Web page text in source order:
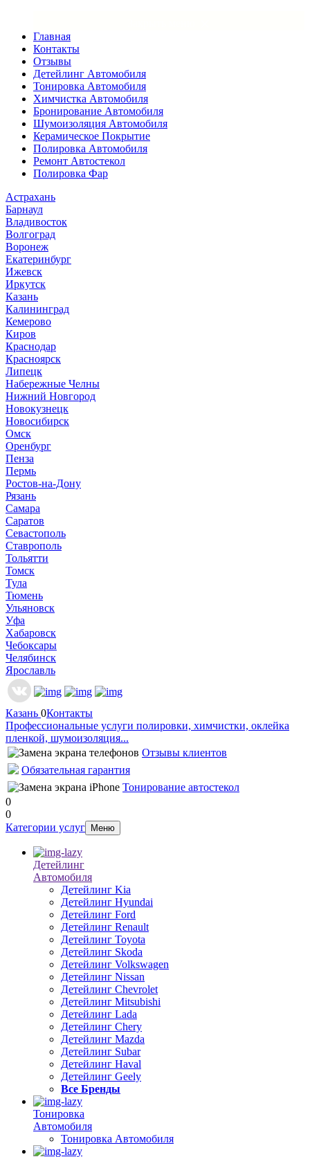
Главная
Контакты
Отзывы
Детейлинг Автомобиля
Тонировка Автомобиля
Химчистка Автомобиля
Бронирование Автомобиля
Шумоизоляция Автомобиля
Керамическое Покрытие
Полировка Автомобиля
Ремонт Автостекол
Полировка Фар
Астрахань
Барнаул
Владивосток
Волгоград
Воронеж
Екатеринбург
Ижевск
Иркутск
Казань
Калининград
Кемерово
Киров
Краснодар
Красноярск
Липецк
Набережные Челны
Нижний Новгород
Новокузнецк
Новосибирск
Омск
Оренбург
Пенза
Пермь
Ростов-на-Дону
Рязань
Самара
Саратов
Севастополь
Ставрополь
Тольятти
Томск
Тула
Тюмень
Ульяновск
Уфа
Хабаровск
Чебоксары
Челябинск
Ярославль
Казань 0Контакты
Профессиональные услуги полировки, химчистки, оклейка
пленкой, шумоизоляция...
Отзывы клиентов
Обязательная гарантия
Тонирование автостекол
0
0
Категории услуг
Меню
Детейлинг
Автомобиля
Детейлинг Kia
Детейлинг Hyundai
Детейлинг Ford
Детейлинг Renault
Детейлинг Toyota
Детейлинг Skoda
Детейлинг Volkswagen
Детейлинг Nissan
Детейлинг Chevrolet
Детейлинг Mitsubishi
Детейлинг Lada
Детейлинг Chery
Детейлинг Mazda
Детейлинг Subar
Детейлинг Haval
Детейлинг Geely
Все Бренды
Тонировка
Автомобиля
Тонировка Автомобиля